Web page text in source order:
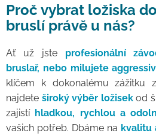
Proč vybrat ložiska
bruslí právě u nás?
Ať už jste profesionální
bruslař, nebo milujete
klíčem k dokonalému zážitku
najdete široký výběr ložisekod
zajistí hladkou, rychlou a
vašich potřeb. Dbáme na kvalitu